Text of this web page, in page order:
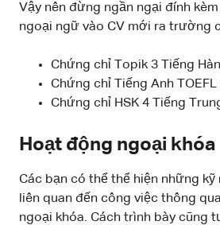
Vậy nên đừng ngần ngại đính
ngoại ngữ vào CV mới ra trường
Chứng chỉ Topik 3 Tiếng Hàn
Chứng chỉ Tiếng Anh TOEFL
Chứng chỉ HSK 4 Tiếng
Hoạt động ngoại khóa
Các bạn có thể thể hiện những kỹ
liên quan đến công việc thông
ngoại khóa. Cách trình bày cũng